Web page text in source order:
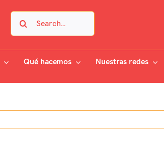
Qué hacemos Nuestras redes